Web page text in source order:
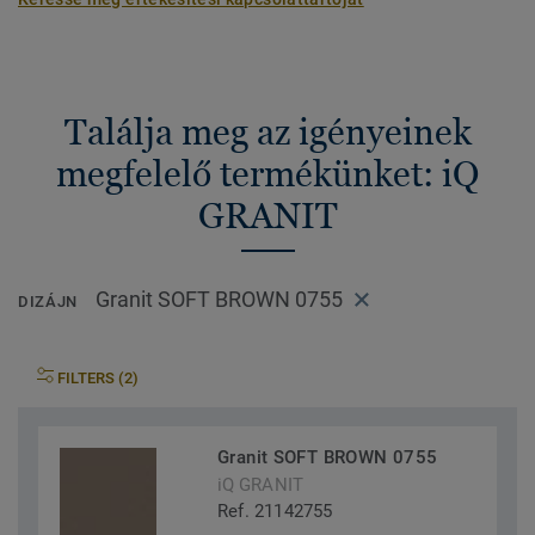
Találja meg az igényeinek
megfelelő termékünket: iQ
GRANIT
DIZÁJN Granit SOFT BROWN 0755
FILTERS (2)
Granit SOFT BROWN 0755
iQ GRANIT
Ref. 21142755